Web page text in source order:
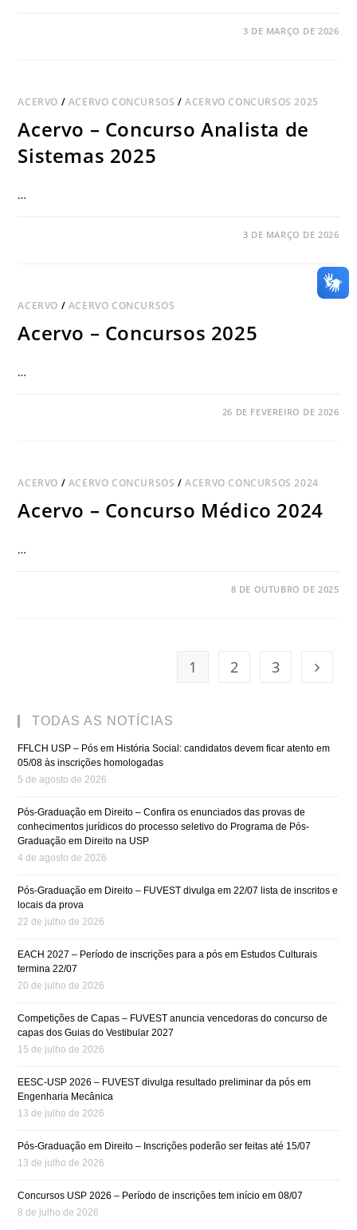
3 DE MARÇO DE 2026
ACERVO / ACERVO CONCURSOS /ACERVO CONCURSOS 2025
Acervo – Concurso Analista de
Sistemas 2025
…
3 DE MARÇO DE 2026
ACERVO / ACERVO CONCURSOS
Acervo – Concursos 2025
…
26 DE FEVEREIRO DE 2026
ACERVO / ACERVO CONCURSOS /ACERVO CONCURSOS 2024
Acervo – Concurso Médico 2024
…
8 DE OUTUBRO DE 2025
1 2 3
TODAS AS NOTÍCIAS
FFLCH USP – Pós em História Social: candidatos devem ficar atento em
05/08 às inscrições homologadas
5 de agosto de 2026
Pós-Graduação em Direito – Confira os enunciados das provas de
conhecimentos jurídicos do processo seletivo do Programa de Pós-
Graduação em Direito na USP
4 de agosto de 2026
Pós-Graduação em Direito – FUVEST divulga em 22/07 lista de inscritos e
locais da prova
22 de julho de 2026
EACH 2027 – Período de inscrições para a pós em Estudos Culturais
termina 22/07
20 de julho de 2026
Competições de Capas – FUVEST anuncia vencedoras do concurso de
capas dos Guias do Vestibular 2027
15 de julho de 2026
EESC-USP 2026 – FUVEST divulga resultado preliminar da pós em
Engenharia Mecânica
13 de julho de 2026
Pós-Graduação em Direito – Inscrições poderão ser feitas até 15/07
13 de julho de 2026
Concursos USP 2026 – Período de inscrições tem início em 08/07
8 de julho de 2026